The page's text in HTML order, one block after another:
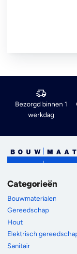
Bezorgd binnen 1
werkdag
Categorieën
Bouwmaterialen
Gereedschap
Hout
Elektrisch
Sanitair